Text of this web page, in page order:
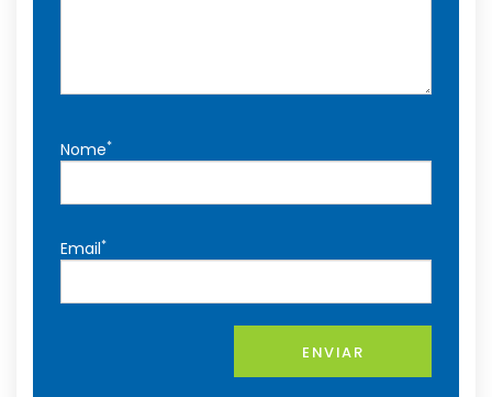
Nome*
Email*
ENVIAR